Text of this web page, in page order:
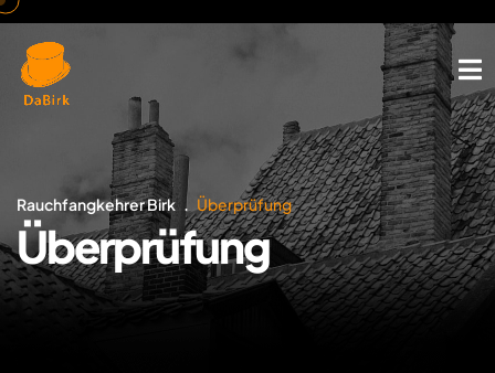
Rauchfangkehrer Birk Überprüfung
Überprüfung